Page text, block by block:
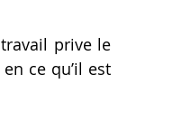
prive le
ce qu’il est